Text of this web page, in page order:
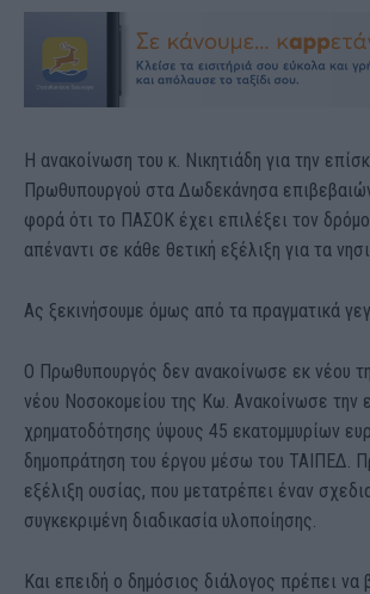
Η ανακοίνωση του κ. Νικητιάδη για την
Πρωθυπουργού στα Δωδεκάνησα
φορά ότι το ΠΑΣΟΚ έχει επιλέξει τον
απέναντι σε κάθε θετική εξέλιξη για τα
Ας ξεκινήσουμε όμως από τα πραγματικά
Ο Πρωθυπουργός δεν ανακοίνωσε εκ νέου
νέου Νοσοκομείου της Κω. Ανακοίνωσε την
χρηματοδότησης ύψους 45 εκατομμυρίων
δημοπράτηση του έργου μέσω του ΤΑΙΠΕΔ.
εξέλιξη ουσίας, που μετατρέπει έναν
συγκεκριμένη διαδικασία υλοποίησης.
Και επειδή ο δημόσιος διάλογος πρέπει να